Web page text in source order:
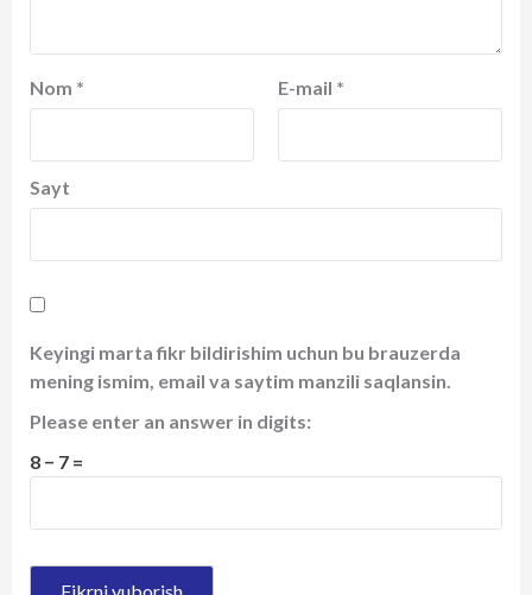
Nom * E-mail *
Sayt
Keyingi marta fikr bildirishim uchun bu brauzerda
mening ismim, email va saytim manzili saqlansin.
Please enter an answer in digits:
8 − 7 =